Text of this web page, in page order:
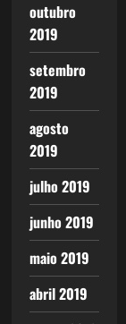
outubro
2019
setembro
2019
agosto
2019
julho 2019
junho 2019
maio 2019
abril 2019